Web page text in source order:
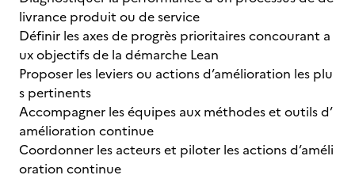
livrance produit ou de service
Définir les axes de progrès prioritaires concourant a
ux objectifs de la démarche Lean
Proposer les leviers ou actions d’amélioration les plu
s pertinents
Accompagner les équipes aux méthodes et outils d’
amélioration continue
Coordonner les acteurs et piloter les actions d’améli
oration continue